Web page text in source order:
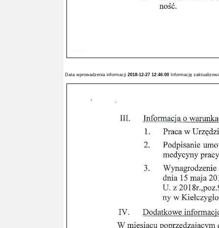
Data wprowadzenia informacji 2018-12-27 12:46:00 Informację